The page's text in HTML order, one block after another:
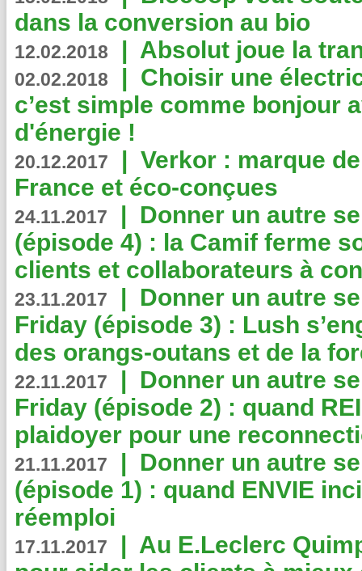
dans la conversion au bio
12.02.2018 | Absolut joue la
02.02.2018 | Choisir une
c’est simple comme bonjour
d'énergie !
20.12.2017 | Verkor : marque
France et éco-conçues
24.11.2017 | Donner un autre
(épisode 4) : la Camif ferme
clients et collaborateurs à
23.11.2017 | Donner un autre
Friday (épisode 3) : Lush
des orangs-outans et de la
22.11.2017 | Donner un autre
Friday (épisode 2) : quand
plaidoyer pour une
21.11.2017 | Donner un autre
(épisode 1) : quand ENVIE
réemploi
17.11.2017 | Au E.Leclerc